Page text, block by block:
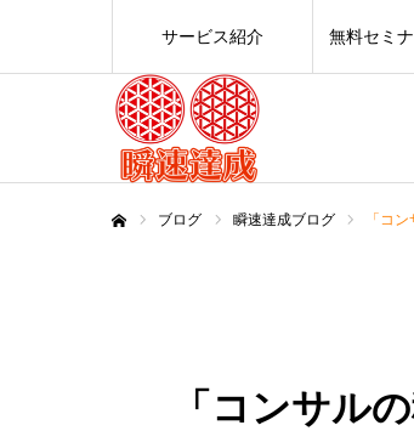
サービス紹介 無料セミ
ブログ 瞬速達成ブログ 「コ
「コンサル